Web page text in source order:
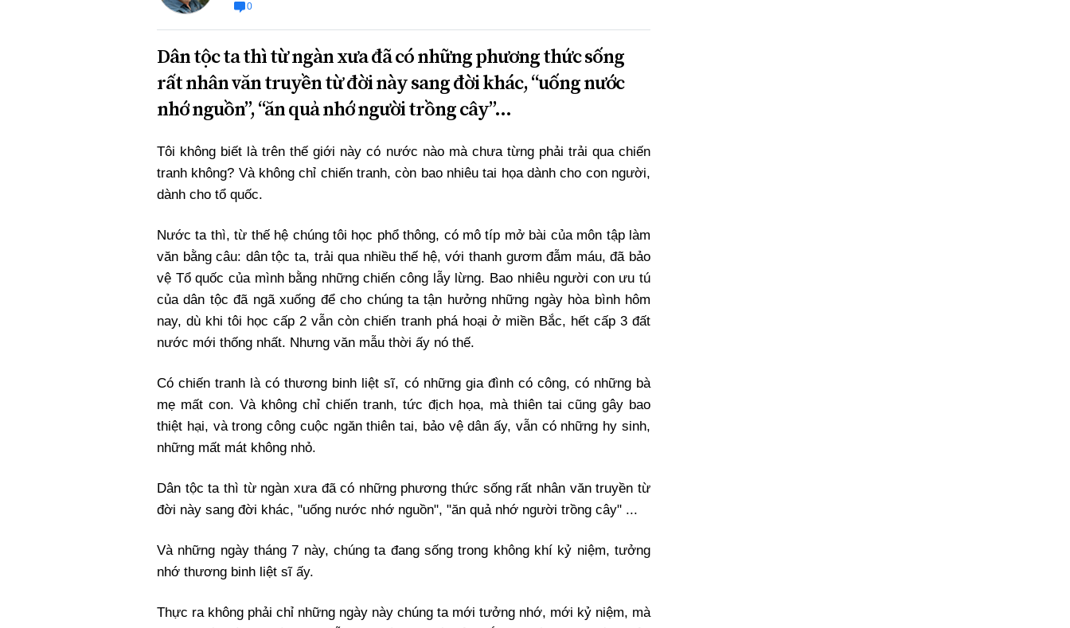
0
Dân tộc ta thì từ ngàn xưa đã có những phương thức sống
rất nhân văn truyền từ đời này sang đời khác, “uống nước
nhớ nguồn”, “ăn quả nhớ người trồng cây”…
Tôi không biết là trên thế giới này có nước nào mà chưa từng phải trải qua chiến
tranh không? Và không chỉ chiến tranh, còn bao nhiêu tai họa dành cho con người,
dành cho tổ quốc.
Nước ta thì, từ thế hệ chúng tôi học phổ thông, có mô típ mở bài của môn tập làm
văn bằng câu: dân tộc ta, trải qua nhiều thế hệ, với thanh gươm đẫm máu, đã bảo
vệ Tổ quốc của mình bằng những chiến công lẫy lừng. Bao nhiêu người con ưu tú
của dân tộc đã ngã xuống để cho chúng ta tận hưởng những ngày hòa bình hôm
nay, dù khi tôi học cấp 2 vẫn còn chiến tranh phá hoại ở miền Bắc, hết cấp 3 đất
nước mới thống nhất. Nhưng văn mẫu thời ấy nó thế.
Có chiến tranh là có thương binh liệt sĩ, có những gia đình có công, có những bà
mẹ mất con. Và không chỉ chiến tranh, tức địch họa, mà thiên tai cũng gây bao
thiệt hại, và trong công cuộc ngăn thiên tai, bảo vệ dân ấy, vẫn có những hy sinh,
những mất mát không nhỏ.
Dân tộc ta thì từ ngàn xưa đã có những phương thức sống rất nhân văn truyền từ
đời này sang đời khác, "uống nước nhớ nguồn", "ăn quả nhớ người trồng cây" ...
Và những ngày tháng 7 này, chúng ta đang sống trong không khí kỷ niệm, tưởng
nhớ thương binh liệt sĩ ấy.
Thực ra không phải chỉ những ngày này chúng ta mới tưởng nhớ, mới kỷ niệm, mà